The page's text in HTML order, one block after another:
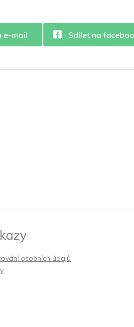
e-mail Sdílet na
osobních údajů